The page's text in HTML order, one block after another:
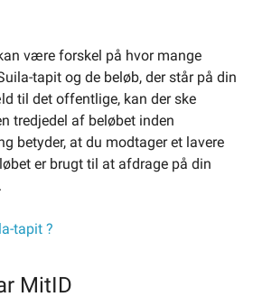
være forskel på hvor mange
tapit og de beløb, der står på din
til det offentlige, kan der ske
tredjedel af beløbet inden
betyder, at du modtager et lavere
er brugt til at afdrage på din
tapit ?
MitID